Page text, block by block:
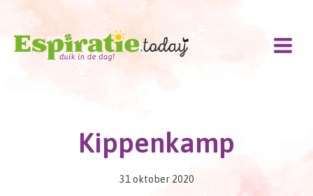
Doorgaan
inhoud
Kippenkamp
31 oktober 2020